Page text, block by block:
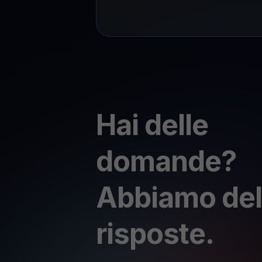
Hai delle
domande?
Abbiamo
risposte.